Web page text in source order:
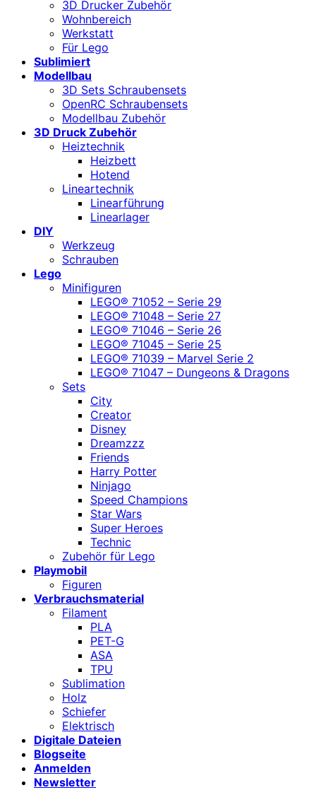
3D Drucker Zubehör
Wohnbereich
Werkstatt
Für Lego
Sublimiert
Modellbau
3D Sets Schraubensets
OpenRC Schraubensets
Modellbau Zubehör
3D Druck Zubehör
Heiztechnik
Heizbett
Hotend
Lineartechnik
Linearführung
Linearlager
DIY
Werkzeug
Schrauben
Lego
Minifiguren
LEGO® 71052 – Serie 29
LEGO® 71048 – Serie 27
LEGO® 71046 – Serie 26
LEGO® 71045 – Serie 25
LEGO® 71039 – Marvel Serie 2
LEGO® 71047 – Dungeons & Dragons
Sets
City
Creator
Disney
Dreamzzz
Friends
Harry Potter
Ninjago
Speed Champions
Star Wars
Super Heroes
Technic
Zubehör für Lego
Playmobil
Figuren
Verbrauchsmaterial
Filament
PLA
PET-G
ASA
TPU
Sublimation
Holz
Schiefer
Elektrisch
Digitale Dateien
Blogseite
Anmelden
Newsletter